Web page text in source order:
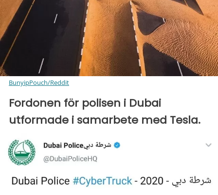
BunyipPouch/Reddit
Fordonen för polisen i Dubai
utformade i samarbete med Tesla.